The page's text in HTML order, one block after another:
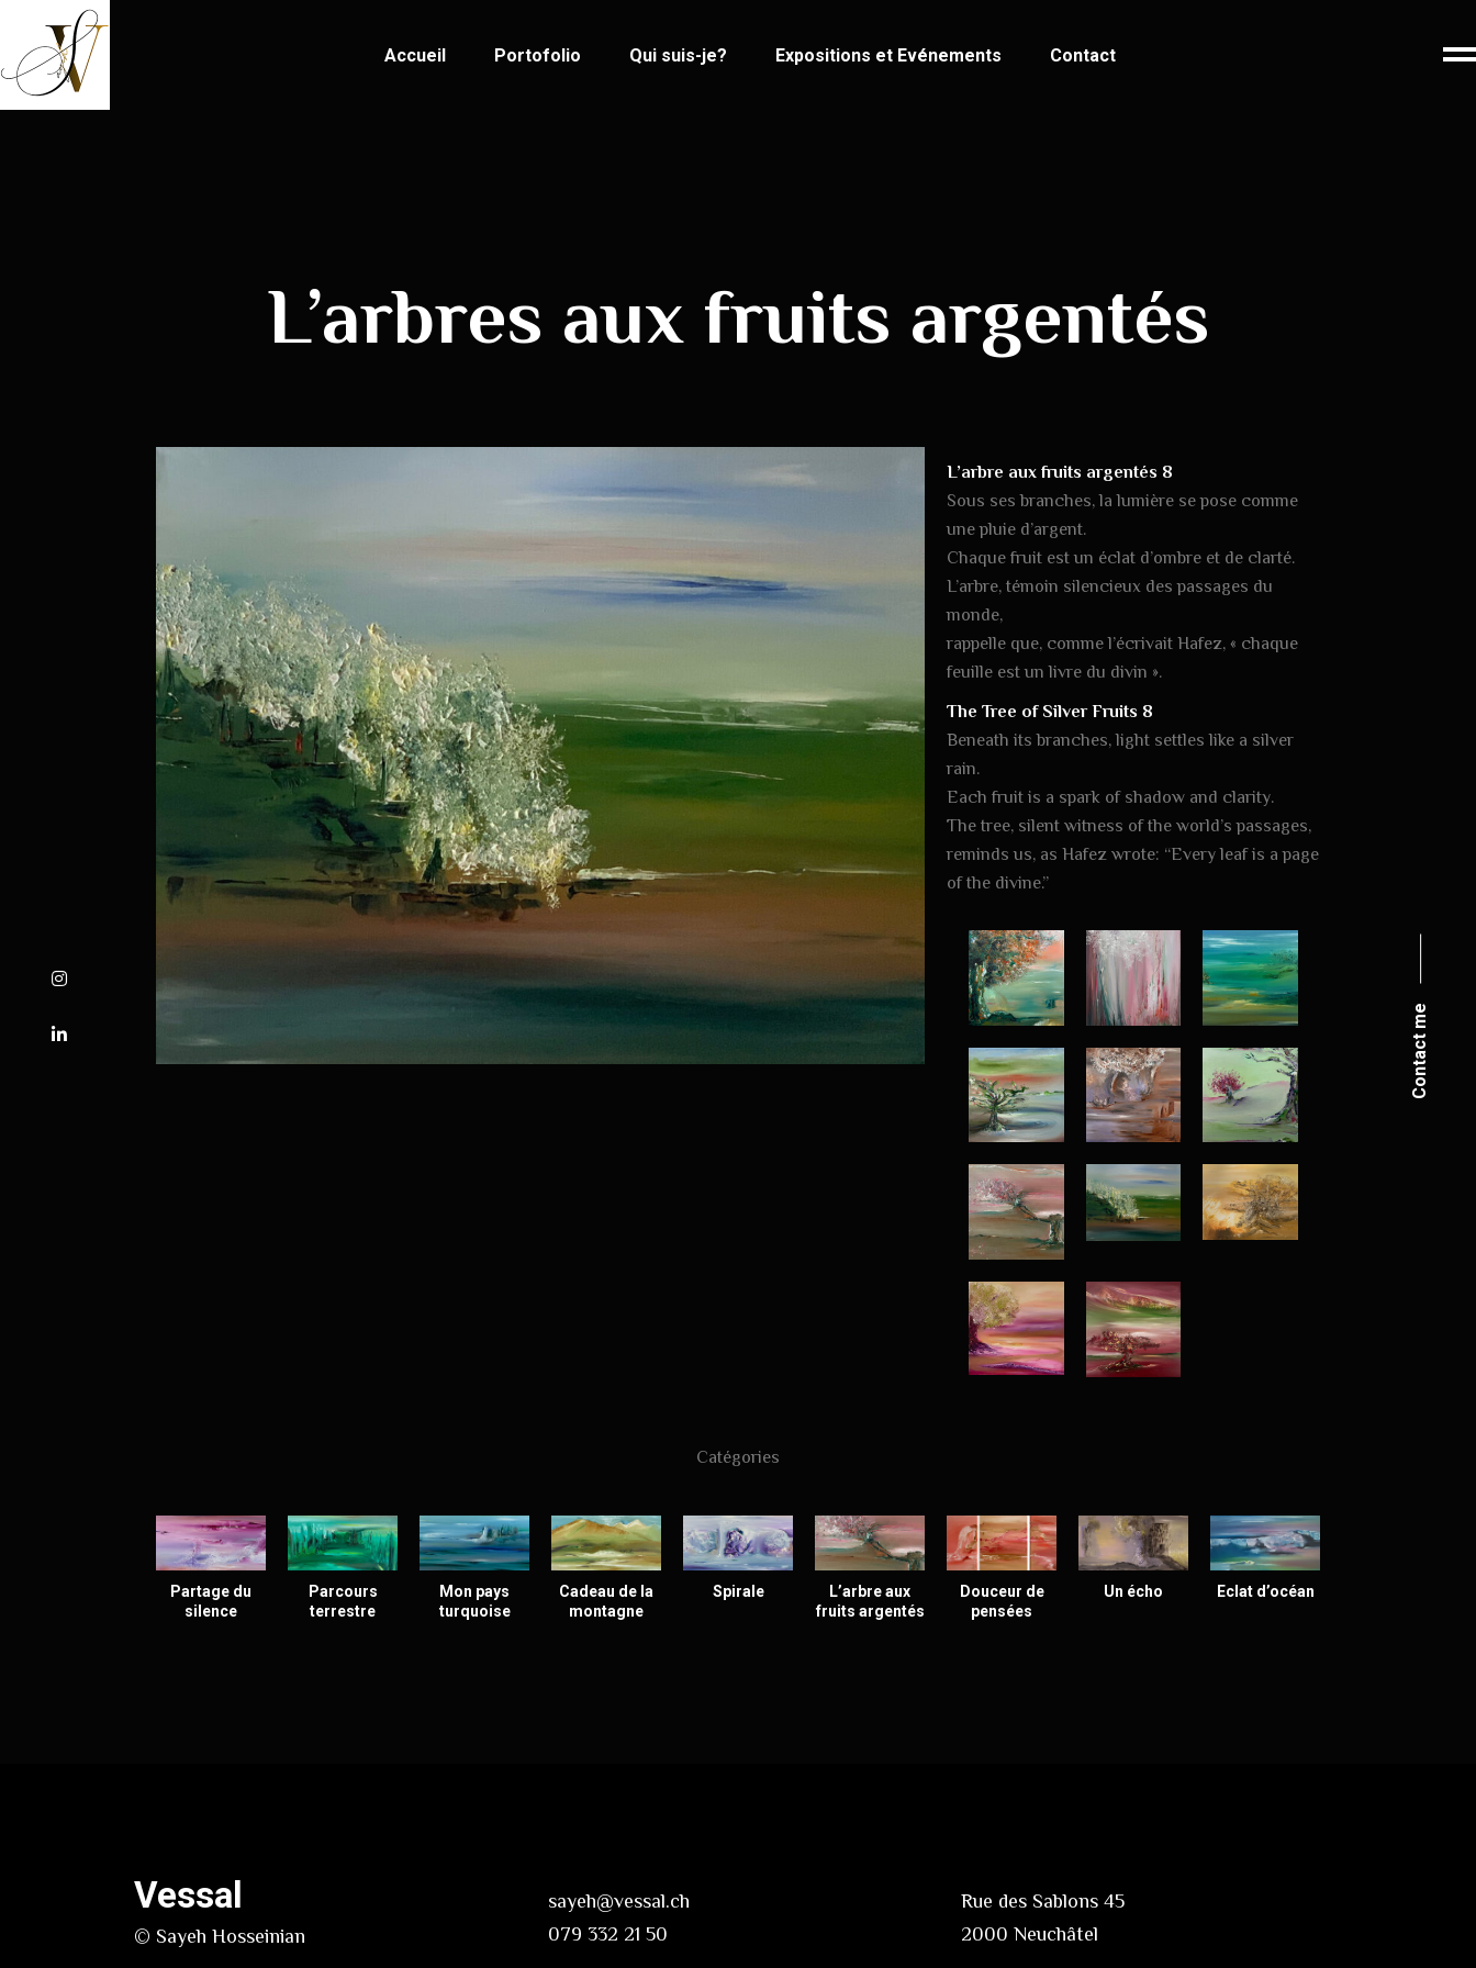
Accueil Portofolio Qui suis-je? Expositions et Evénements Contact
L’arbres aux fruits argentés
L’arbre aux fruits argentés 8
Sous ses branches, la lumière se pose comme
une pluie d’argent.
Chaque fruit est un éclat d’ombre et de clarté.
L’arbre, témoin silencieux des passages du
monde,
rappelle que, comme l’écrivait Hafez, « chaque
feuille est un livre du divin ».
The Tree of Silver Fruits 8
Beneath its branches, light settles like a silver
rain.
Each fruit is a spark of shadow and clarity.
The tree, silent witness of the world’s passages,
reminds us, as Hafez wrote: “Every leaf is a page
of the divine.”
Catégories
Partage du
silence
Parcours
terrestre
Mon pays
turquoise
Cadeau de la
montagne
Spirale
L’arbre aux
fruits argentés
Douceur de
pensées
Un écho Eclat d’océan
Vessal
© Sayeh Hosseinian
sayeh@vessal.ch
079 332 21 50
Rue des Sablons 45
2000 Neuchâtel
Contact me